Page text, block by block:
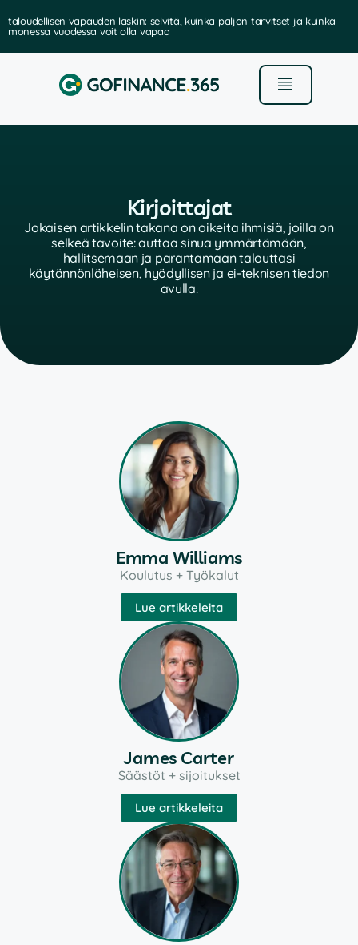
taloudellisen vapauden laskin: selvitä, kuinka paljon tarvitset ja kuinka
monessa vuodessa voit olla vapaa
Kirjoittajat
Jokaisen artikkelin takana on oikeita ihmisiä, joilla on
selkeä tavoite: auttaa sinua ymmärtämään,
hallitsemaan ja parantamaan talouttasi
käytännönläheisen, hyödyllisen ja ei-teknisen tiedon
avulla.
Emma Williams
Koulutus + Työkalut
Lue artikkeleita
James Carter
Säästöt + sijoitukset
Lue artikkeleita